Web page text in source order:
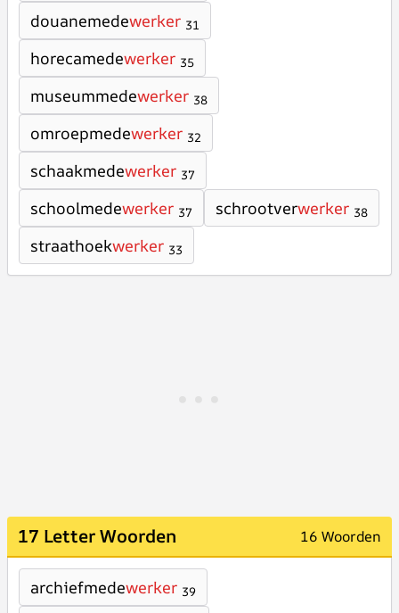
douanemedewerker 31
horecamedewerker 35
museummedewerker 38
omroepmedewerker 32
schaakmedewerker 37
schoolmedewerker 37 schrootverwerker 38
straathoekwerker 33
17 Letter Woorden 16 Woorden
archiefmedewerker 39